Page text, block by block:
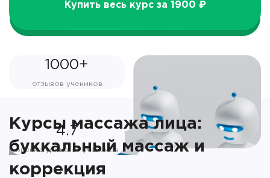
Купить весь курс за 1900 ₽
1000+
отзывов учеников
4.7
оценка урока от учеников
Курсы массажа лица:
буккальный массаж и
коррекция